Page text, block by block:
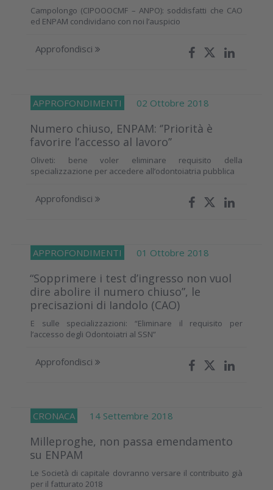
Campolongo (CIPOOOCMF – ANPO): soddisfatti che CAO
ed ENPAM condividano con noi l’auspicio
Approfondisci
APPROFONDIMENTI 02 Ottobre 2018
Numero chiuso, ENPAM: ‘’Priorità è
favorire l’accesso al lavoro’’
Oliveti: bene voler eliminare requisito della
specializzazione per accedere all’odontoiatria pubblica
Approfondisci
APPROFONDIMENTI 01 Ottobre 2018
“Sopprimere i test d’ingresso non vuol
dire abolire il numero chiuso”, le
precisazioni di Iandolo (CAO)
E sulle specializzazioni: “Eliminare il requisito per
l’accesso degli Odontoiatri al SSN”
Approfondisci
CRONACA 14 Settembre 2018
Milleproghe, non passa emendamento
su ENPAM
Le Società di capitale dovranno versare il contribuito già
per il fatturato 2018